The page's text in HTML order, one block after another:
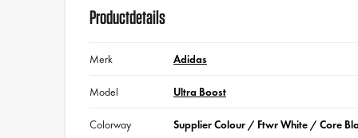
Productdetails
Merk Adidas
Model Ultra Boost
Colorway Supplier Colour / Ftwr White / Core